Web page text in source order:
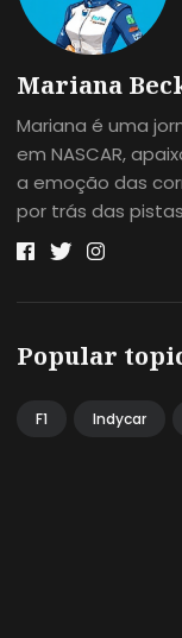
Mariana
Mariana é uma
em NASCAR,
a emoção das
por trás das
Popular
F1 Indycar